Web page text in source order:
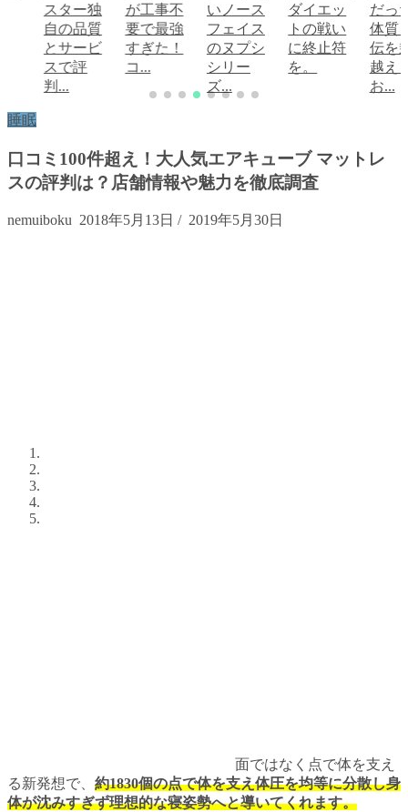
スター独
自の品質
とサービ
スで評
判...
が工事不
要で最強
すぎた！
コ...
いノース
フェイス
のヌプシ
シリー
ズ...
ダイエッ
トの戦い
に終止符
を。
だっ
体質
伝を
越え
お...
睡眠
口コミ100件超え！大人気エアキューブ マットレ
スの評判は？店舗情報や魅力を徹底調査
nemuiboku 2018年5月13日 / 2019年5月30日
面ではなく点で体を支え
る新発想で、 約1830個の点で体を支え体圧を均等に分散し身
体が沈みすぎず理想的な寝姿勢へと導いてくれます。